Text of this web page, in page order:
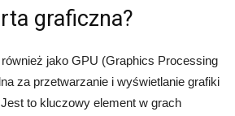
graficzna?
jako GPU (Graphics Processing
za przetwarzanie i wyświetlanie grafiki
to kluczowy element w grach